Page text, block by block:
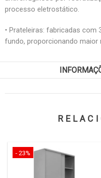
processo eletrostático.
• Prateleiras: fabricadas com
fundo, proporcionando maior
- 23%